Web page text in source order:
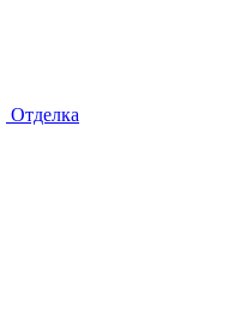
Отделка